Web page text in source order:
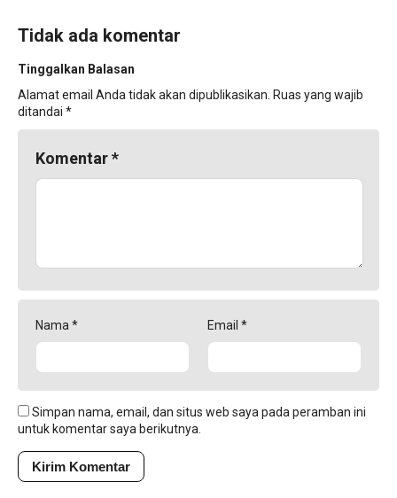
Tidak ada komentar
Tinggalkan Balasan
Alamat email Anda tidak akan dipublikasikan. Ruas yang wajib
ditandai *
Komentar*
Nama * Email *
Simpan nama, email, dan situs web saya pada peramban ini
untuk komentar saya berikutnya.